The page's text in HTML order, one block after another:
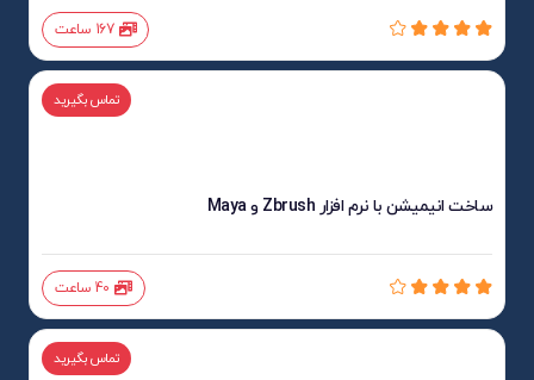
167 ساعت
تماس بگیرید
ساخت انیمیشن با نرم افزار Zbrush و Maya
40 ساعت
تماس بگیرید